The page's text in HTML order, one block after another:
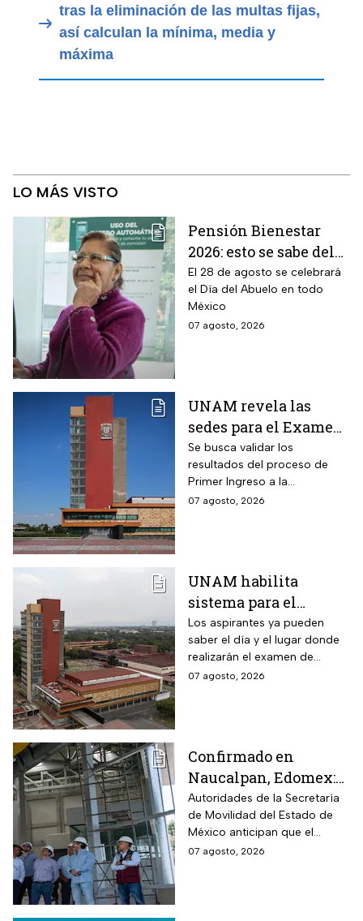
tras la eliminación de las multas fijas,
así calculan la mínima, media y
máxima
LO MÁS VISTO
Pensión Bienestar
2026: esto se sabe del
pago por el Día del
Abuelo en agosto
El 28 de agosto se celebrará
el Día del Abuelo en todo
México
07 agosto, 2026
UNAM revela las
sedes para el Examen
de control 2026;
consulta dónde será
Se busca validar los
resultados del proceso de
Primer Ingreso a la
Licenciatura luego de
07 agosto, 2026
UNAM habilita
sistema para el
examen de control: así
puedes consultar
fecha, hora y sede
Los aspirantes ya pueden
saber el día y el lugar donde
realizarán el examen de
control de forma presencial
07 agosto, 2026
Confirmado en
Naucalpan, Edomex:
la Línea 3 del
Mexicable llega al
71,4% de avance y
anuncian cuándo
Autoridades de la Secretaría
de Movilidad del Estado de
México anticipan que el
transporte teleférico reducirá
07 agosto, 2026